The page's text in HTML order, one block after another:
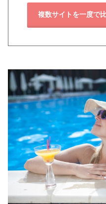
複数サイトを一度で